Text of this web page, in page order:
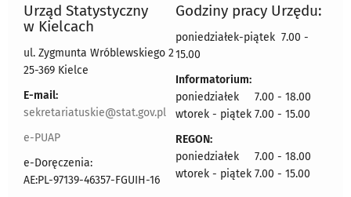
Urząd Statystyczny
w Kielcach
ul. Zygmunta Wróblewskiego 2
25-369 Kielce
E-mail:
sekretariatuskie@stat.gov.pl
e-PUAP
e-Doręczenia:
AE:PL-97139-46357-FGUIH-16
Godziny pracy Urzędu:
poniedziałek-piątek 7.00 -
15.00
Informatorium:
poniedziałek 7.00 - 18.00
wtorek - piątek 7.00 - 15.00
REGON:
poniedziałek 7.00 - 18.00
wtorek - piątek 7.00 - 15.00